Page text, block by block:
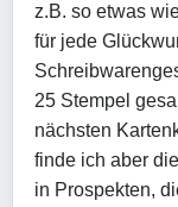
z.B. so etwas
für jede
25 Stempel
nächsten
finde ich aber
in Prospekten,